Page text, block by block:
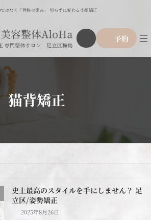
はなく「骨格の歪み」 切らずに変わる小顔矯正
ア
イ
コ
リ
予約
グ
ル
猫背矯正
史上最高のスタイルを手にしません？ 足
立区/姿勢矯正
2025年8月26日